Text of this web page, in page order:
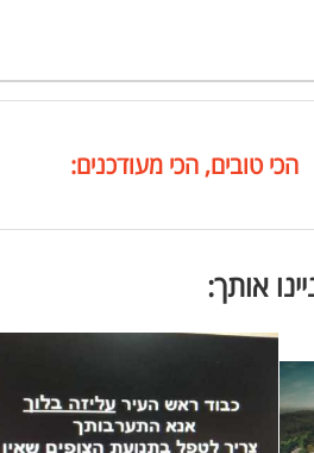
הכי טובים, הכי מעודכנים:
אותך: